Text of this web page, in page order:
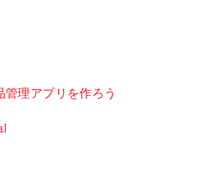
管理アプリを作ろう